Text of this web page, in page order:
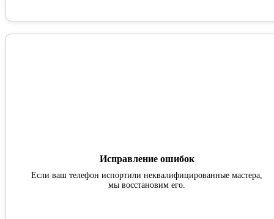
Исправление ошибок
Если ваш телефон испортили неквалифицированные мастера,
мы восстановим его.